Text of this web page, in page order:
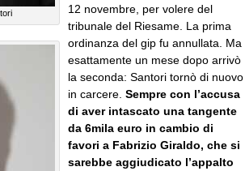
12 novembre, per volere del
tribunale del Riesame. La prima
ordinanza del gip fu annullata. Ma
esattamente un mese dopo arrivò
la seconda: Santori tornò di nuovo
in carcere. Sempre con l’accusa
di aver intascato una tangente
da 6mila euro in cambio di
favori a Fabrizio Giraldo, che si
sarebbe aggiudicato l’appalto